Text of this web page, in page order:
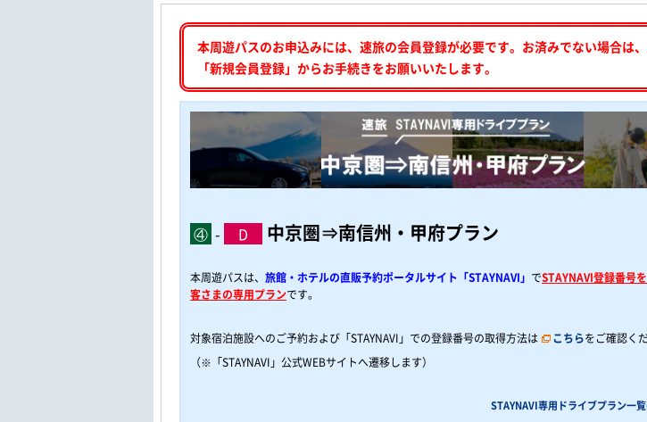
本周遊パスのお申込みには、速旅の会員登録が必要です。お済みでない場合は
「新規会員登録」からお手続きをお願いいたします。
④ - D 中京圏⇒南信州・甲府プラン
本周遊パスは、 旅館・ホテルの直販予約ポータルサイト「STAYNAVI」 でSTAYNAVI登録番号
客さまの専用プランです。
対象宿泊施設へのご予約および「STAYNAVI」での登録番号の取得方法は こちらをご確認く
（※「STAYNAVI」公式WEBサイトへ遷移します）
STAYNAVI専用ドライブプラン一